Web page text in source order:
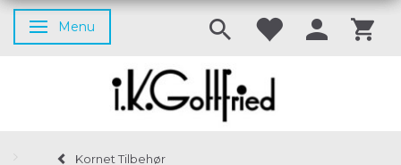
Skifte navigation
Menu
Kornet Tilbehør